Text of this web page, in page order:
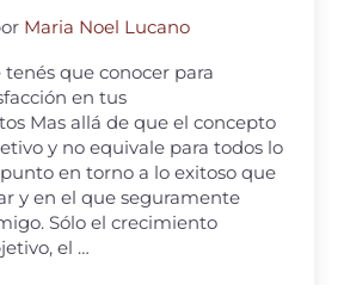
Maria Noel Lucano
que conocer para
en tus
Mas allá de que el concepto
y no equivale para todos lo
en torno a lo exitoso que
y en el que seguramente
Sólo el crecimiento
el …